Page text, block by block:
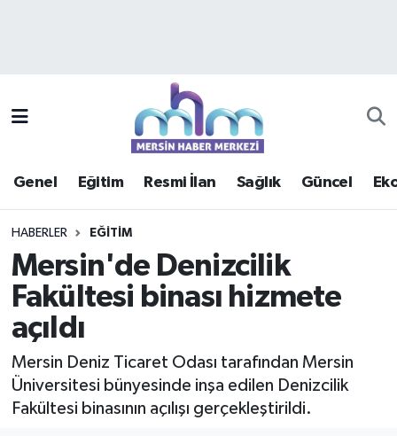
Genel Eğitim Resmi İlan Sağlık Güncel
HABERLER EĞITIM
Mersin'de Denizcilik
Fakültesi binası hizmete
açıldı
Mersin Deniz Ticaret Odası tarafından Mersin
Üniversitesi bünyesinde inşa edilen Denizcilik
Fakültesi binasının açılışı gerçekleştirildi.
Güncel
Haberde insan
Kültür - Sanat
Mersin Trafik Yoğunluk Haritası
Süper Lig Puan Durumu ve Fikstür
Haber Arşivi